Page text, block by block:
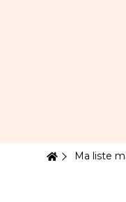
Ma liste